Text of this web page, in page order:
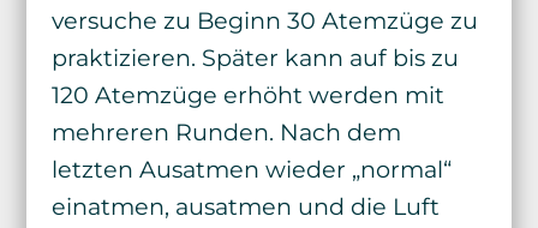
versuche zu Beginn 30 Atemzüge zu
praktizieren. Später kann auf bis zu
120 Atemzüge erhöht werden mit
mehreren Runden. Nach dem
letzten Ausatmen wieder „normal“
einatmen, ausatmen und die Luft